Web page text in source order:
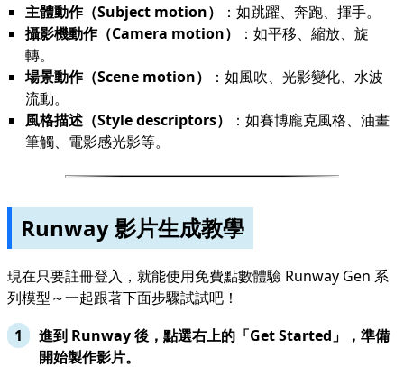
主體動作（Subject motion）
：如跳躍、奔跑、揮手。
攝影機動作（Camera motion）
：如平移、縮放、旋
轉。
場景動作（Scene motion）
：如風吹、光影變化、水波
流動。
風格描述（Style descriptors）
：如賽博龐克風格、油畫
筆觸、電影感光影等。
Runway 影片生成教學
現在只要註冊登入，就能使用免費點數體驗 Runway Gen 系
列模型～一起跟著下面步驟試試吧！
進到 Runway 後，點選右上的「Get Started」，準備
開始製作影片。